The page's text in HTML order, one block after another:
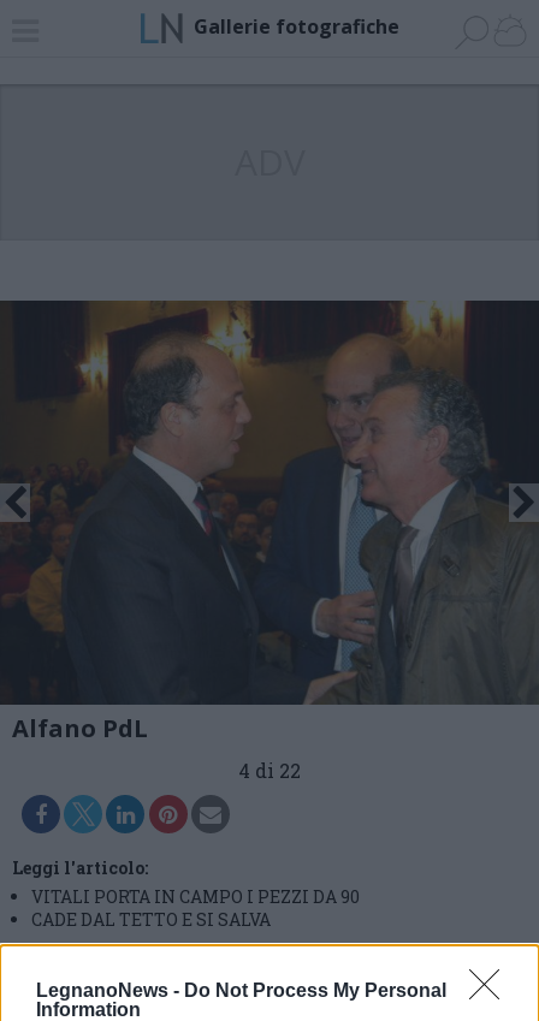
LegnanoNews - Do Not Process My Personal
Information
Gallerie fotografiche
Alfano PdL
4 di 22
Leggi l'articolo:
VITALI PORTA IN CAMPO I PEZZI DA 90
CADE DAL TETTO E SI SALVA